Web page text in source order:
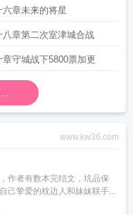
六章未来的将星
八章第二次室津城合战
章守城战下5800票加更
www.kw36.com
作者有数本完结文，坑品保
己挚爱的枕边人和妹妹联手...